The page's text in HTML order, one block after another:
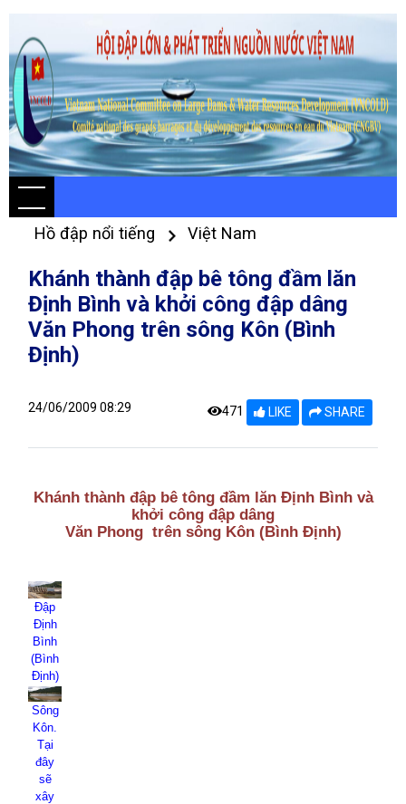
Hồ đập nổi tiếng Việt Nam
Khánh thành đập bê tông đầm lăn
Định Bình và khởi công đập dâng
Văn Phong trên sông Kôn (Bình
Định)
24/06/2009 08:29 471 LIKE SHARE
Khánh thành đập bê tông đầm lăn Định Bình và
khởi công đập dâng
Văn Phong trên sông Kôn (Bình Định)
Đập
Định
Bình
(Bình
Định)
Sông
Kôn.
Tại
đây
sẽ
xây